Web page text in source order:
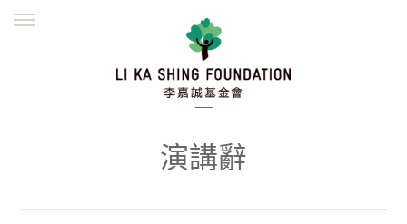
繁體
演講辭